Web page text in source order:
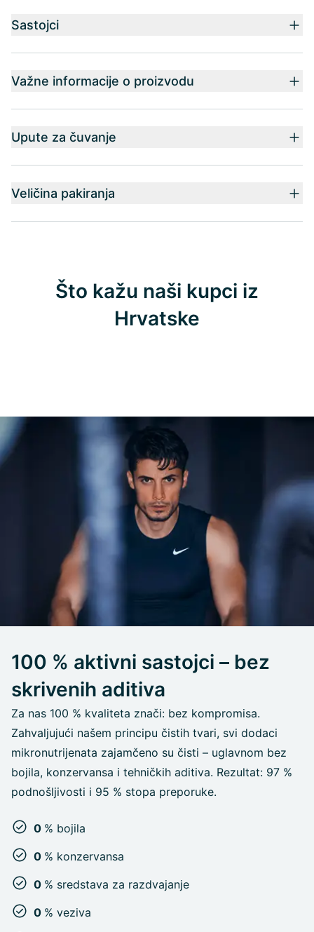
Sastojci
Važne informacije o proizvodu
Upute za čuvanje
Veličina pakiranja
Što kažu naši kupci iz
Hrvatske
100 % aktivni sastojci – bez
skrivenih aditiva
Za nas 100 % kvaliteta znači: bez kompromisa.
Zahvaljujući našem principu čistih tvari, svi dodaci
mikronutrijenata zajamčeno su čisti – uglavnom bez
bojila, konzervansa i tehničkih aditiva. Rezultat: 97 %
podnošljivosti i 95 % stopa preporuke.
0 % bojila
0 % konzervansa
0 % sredstava za razdvajanje
0 % veziva